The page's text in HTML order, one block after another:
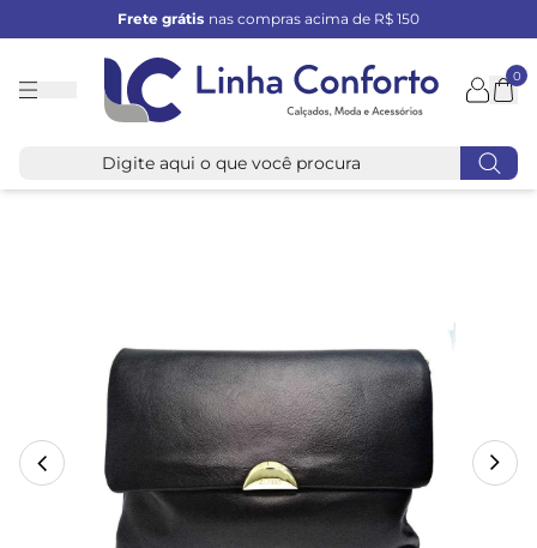
Frete grátis nas compras acima de R$ 150
Linha
0